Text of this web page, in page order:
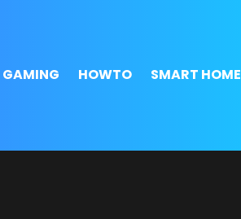
GAMING HOWTO SMART HOME